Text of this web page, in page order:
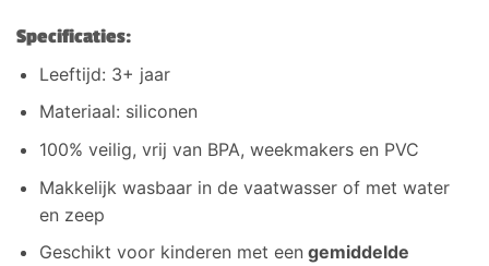
Specificaties:
Leeftijd: 3+ jaar
Materiaal: siliconen
100% veilig, vrij van BPA, weekmakers en PVC
Makkelijk wasbaar in de vaatwasser of met water
en zeep
Geschikt voor kinderen met een gemiddelde